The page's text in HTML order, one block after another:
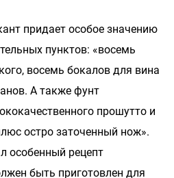
придает особое значению
пунктов: «восемь
восемь бокалов для вина
А также фунт
прошутто и
остро заточенный нож».
особенный рецепт
быть приготовлен для